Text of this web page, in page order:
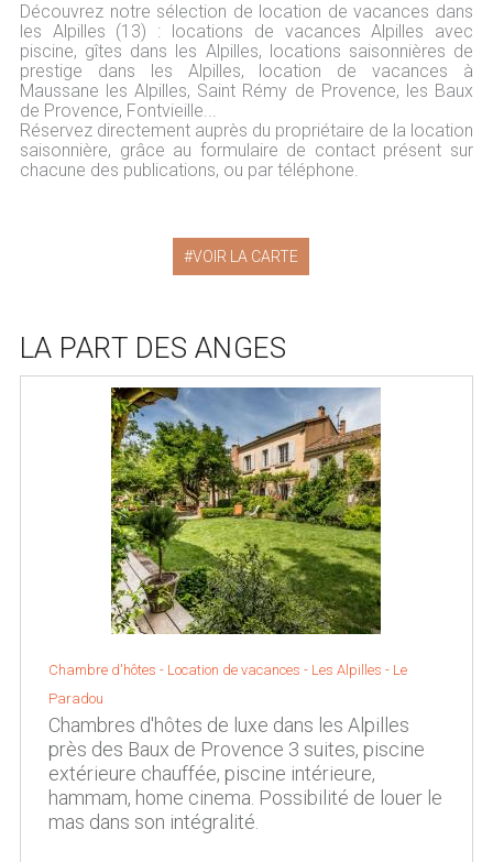
Découvrez notre sélection de location de vacances dans
les Alpilles (13) : locations de vacances Alpilles avec
piscine, gîtes dans les Alpilles, locations saisonnières de
prestige dans les Alpilles, location de vacances à
Maussane les Alpilles, Saint Rémy de Provence, les Baux
de Provence, Fontvieille...
Réservez directement auprès du propriétaire de la location
saisonnière, grâce au formulaire de contact présent sur
chacune des publications, ou par téléphone.
VOIR LA CARTE
LA PART DES ANGES
Chambre d'hôtes - Location de vacances - Les Alpilles - Le
Paradou
Chambres d'hôtes de luxe dans les Alpilles
près des Baux de Provence 3 suites, piscine
extérieure chauffée, piscine intérieure,
hammam, home cinema. Possibilité de louer le
mas dans son intégralité.